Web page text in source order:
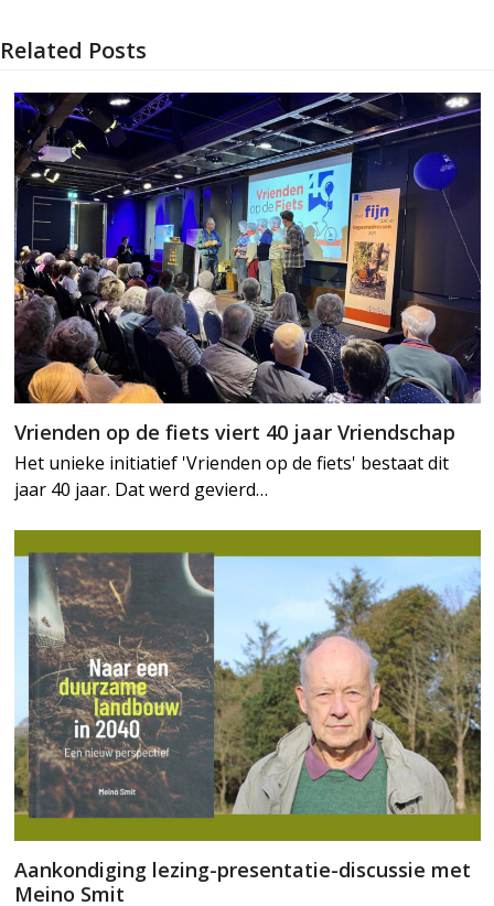
Related Posts
Vrienden op de fiets viert 40 jaar Vriendschap
Het unieke initiatief 'Vrienden op de fiets' bestaat dit
jaar 40 jaar. Dat werd gevierd…
Aankondiging lezing-presentatie-discussie met
Meino Smit